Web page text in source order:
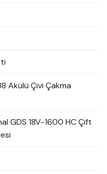
Akülü Çivi Çakma
GDS 18V-1600 HC Çift